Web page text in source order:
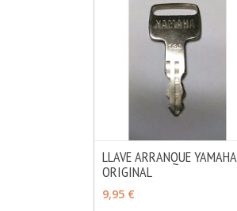
VER OPCIONES
LLAVE ARRANQUE YAMAHA
ORIGINAL
9,95 €